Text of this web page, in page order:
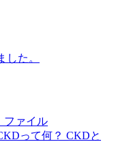
た。
ファイル
CKDと